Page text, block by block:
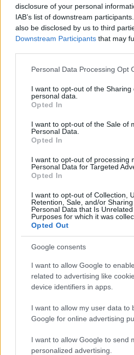
disclosure of your personal
IAB’s list of downstream
also be disclosed by us to third
Downstream Participants that may
Please note that this website/app
not limited to your visit or usage
grant or deny consent to Google
use your data for below specified
consent section.
Personal Data Processing Opt
I want to opt-out of the Sharing
personal data.
Opted In
I want to opt-out of the Sale of
Personal Data.
Opted In
I want to opt-out of processing
Personal Data for Targeted
Opted In
I want to opt-out of Collection,
Retention, Sale, and/or
Personal Data that Is
Purposes for which it was
Opted Out
Google consents
I want to allow Google to
related to advertising like
device identifiers in apps.
I want to allow my user data to
Google for online advertising
I want to allow Google to send
personalized advertising.
5 pont, amiért
szurkoló vagyok
Kabos.•2016. május 13.
az IIHF Jégkorong
figyelmet fordít a sportágnak,
Gyermekkorom
- Ettől van fóbiám
•2016. február 07.
Nem, valójában nincsen
vannak dolgok, amiket
az, ha valaki hátulról a
Gyermekkorom
•2016. január 31.
Ha az ember eltéved, akkor
oka, hogy idegen helyen van,
elveszti a tájékozódási